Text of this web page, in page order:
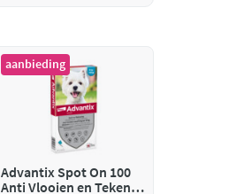
aanbieding
Advantix Spot On 100
Anti Vlooien en Teken